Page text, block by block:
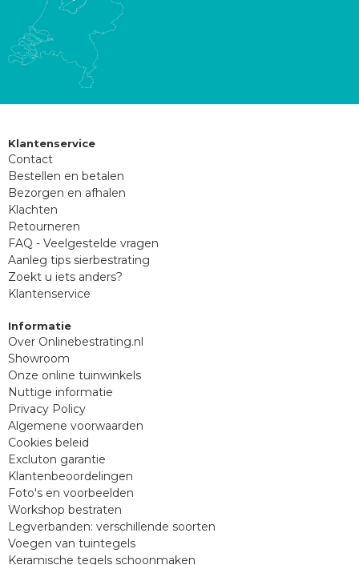
Klantenservice
Contact
Bestellen en betalen
Bezorgen en afhalen
Klachten
Retourneren
FAQ - Veelgestelde vragen
Aanleg tips sierbestrating
Zoekt u iets anders?
Klantenservice
Informatie
Over Onlinebestrating.nl
Showroom
Onze online tuinwinkels
Nuttige informatie
Privacy Policy
Algemene voorwaarden
Cookies beleid
Excluton garantie
Klantenbeoordelingen
Foto's en voorbeelden
Workshop bestraten
Legverbanden: verschillende soorten
Voegen van tuintegels
Keramische tegels schoonmaken